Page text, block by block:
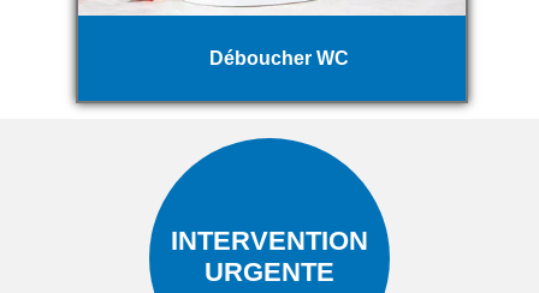
Déboucher WC
INTERVENTION
URGENTE